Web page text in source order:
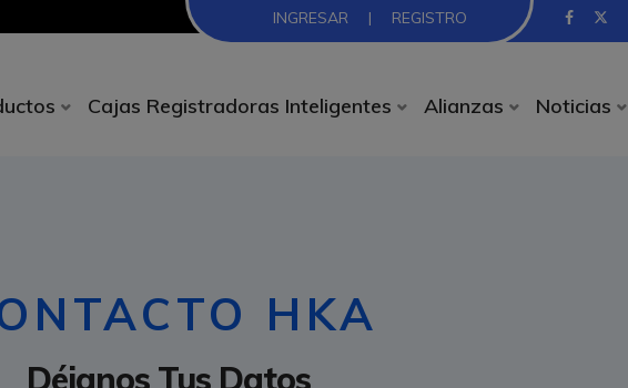
INGRESAR | REGISTRO
Cajas Registradoras Inteligentes Alianzas Noticias
HKA
Déjanos Tus Datos